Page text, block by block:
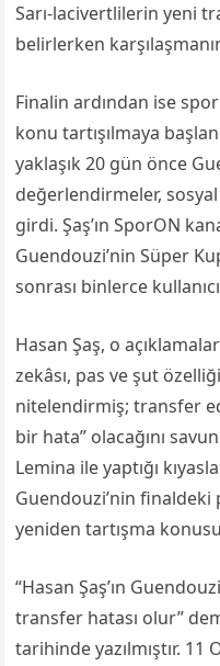
Sarı-lacivertlilerin yeni
belirlerken
Finalin ardından ise
konu tartışılmaya
yaklaşık 20 gün önce
değerlendirmeler,
girdi. Şaş’ın SporON
Guendouzi’nin Süper
sonrası binlerce
Hasan Şaş, o
zekâsı, pas ve şut
nitelendirmiş; transfer
bir hata” olacağını
Lemina ile yaptığı
Guendouzi’nin
yeniden tartışma
“Hasan Şaş’ın
transfer hatası olur”
tarihinde yazılmıştır.